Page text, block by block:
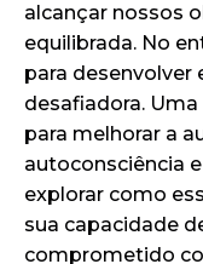
alcançar nossos
equilibrada. No
para desenvolver
desafiadora.
para melhorar a
autoconsciência
explorar como
sua capacidade
comprometido